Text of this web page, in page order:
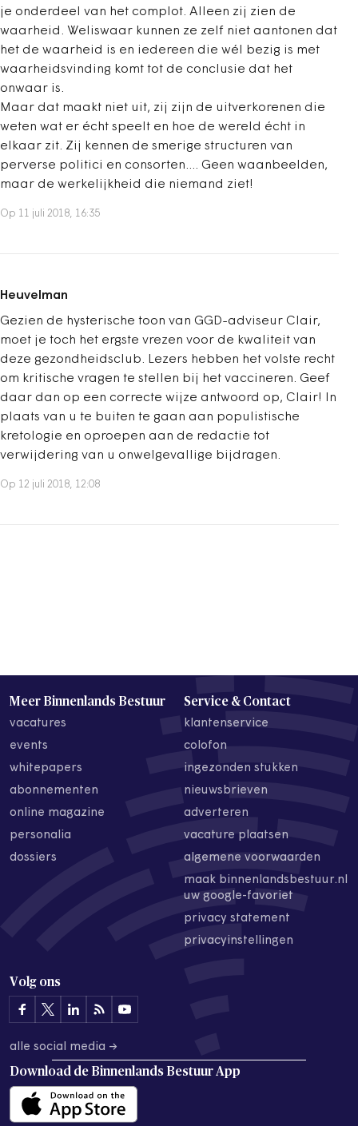
je onderdeel van het complot. Alleen zij zien de
waarheid. Weliswaar kunnen ze zelf niet aantonen dat
het de waarheid is en iedereen die wél bezig is met
waarheidsvinding komt tot de conclusie dat het
onwaar is.
Maar dat maakt niet uit, zij zijn de uitverkorenen die
weten wat er écht speelt en hoe de wereld écht in
elkaar zit. Zij kennen de smerige structuren van
perverse politici en consorten.... Geen waanbeelden,
maar de werkelijkheid die niemand ziet!
Op 11 juli 2018, 16:35
Heuvelman
Gezien de hysterische toon van GGD-adviseur Clair,
moet je toch het ergste vrezen voor de kwaliteit van
deze gezondheidsclub. Lezers hebben het volste recht
om kritische vragen te stellen bij het vaccineren. Geef
daar dan op een correcte wijze antwoord op, Clair! In
plaats van u te buiten te gaan aan populistische
kretologie en oproepen aan de redactie tot
verwijdering van u onwelgevallige bijdragen.
Op 12 juli 2018, 12:08
Meer Binnenlands Bestuur
vacatures
events
whitepapers
abonnementen
online magazine
personalia
dossiers
Service & Contact
klantenservice
colofon
ingezonden stukken
nieuwsbrieven
adverteren
vacature plaatsen
algemene voorwaarden
maak binnenlandsbestuur.nl
uw google-favoriet
privacy statement
privacyinstellingen
Volg ons
alle social media →
Download de Binnenlands Bestuur App